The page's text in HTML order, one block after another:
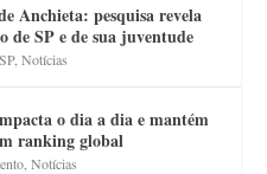
Anchieta: pesquisa revela
de SP e de sua juventude
,Notícias
o dia a dia e mantém
ranking global
,Notícias